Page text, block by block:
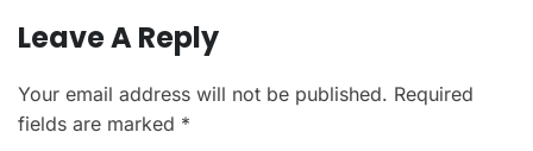
Leave A Reply
Your email address will not be published. Required
fields are marked *